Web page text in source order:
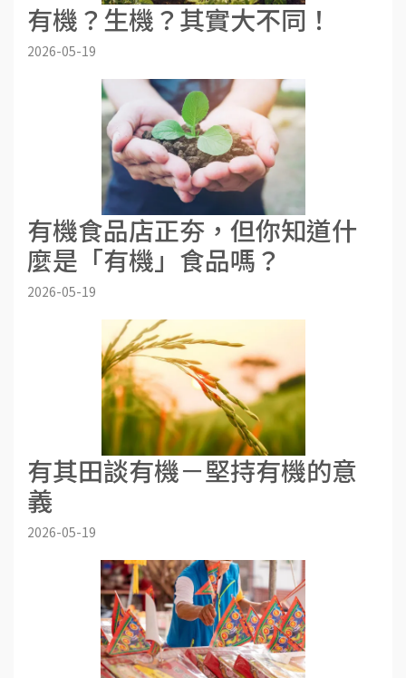
有機？生機？其實大不同！
2026-05-19
有機食品店正夯，但你知道什
麼是「有機」食品嗎？
2026-05-19
有其田談有機－堅持有機的意
義
2026-05-19